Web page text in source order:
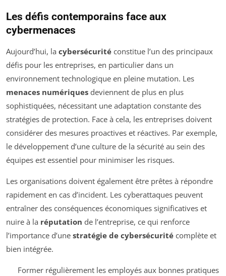
Les défis contemporains face aux
cybermenaces
Aujourd’hui, la cybersécurité constitue l’un des principaux
défis pour les entreprises, en particulier dans un
environnement technologique en pleine mutation. Les
menaces numériques deviennent de plus en plus
sophistiquées, nécessitant une adaptation constante des
stratégies de protection. Face à cela, les entreprises doivent
considérer des mesures proactives et réactives. Par exemple,
le développement d’une culture de la sécurité au sein des
équipes est essentiel pour minimiser les risques.
Les organisations doivent également être prêtes à répondre
rapidement en cas d’incident. Les cyberattaques peuvent
entraîner des conséquences économiques significatives et
nuire à la réputation de l’entreprise, ce qui renforce
l’importance d’une stratégie de cybersécurité complète et
bien intégrée.
Former régulièrement les employés aux bonnes pratiques